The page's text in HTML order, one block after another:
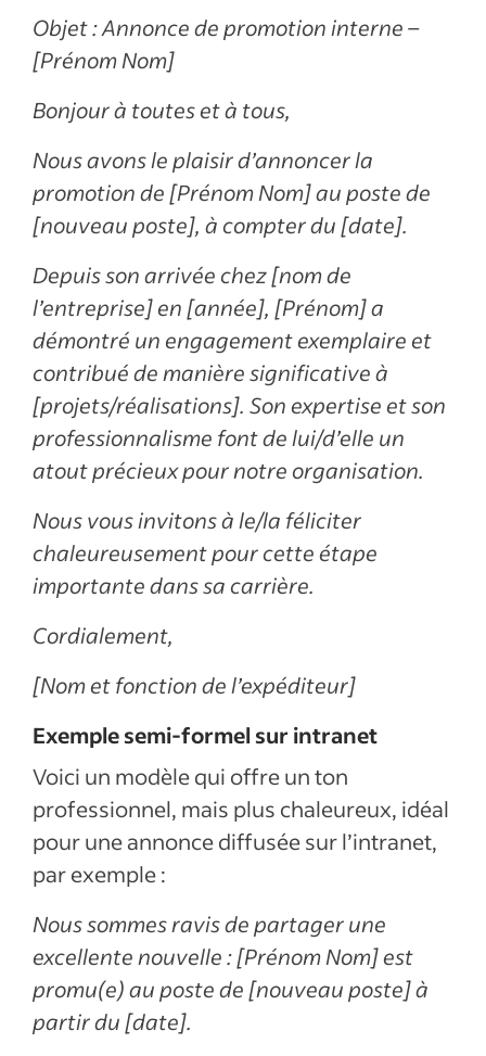
Objet : Annonce de promotion interne –
[Prénom Nom]
Bonjour à toutes et à tous,
Nous avons le plaisir d’annoncer la
promotion de [Prénom Nom] au poste de
[nouveau poste], à compter du [date].
Depuis son arrivée chez [nom de
l’entreprise] en [année], [Prénom] a
démontré un engagement exemplaire et
contribué de manière significative à
[projets/réalisations]. Son expertise et son
professionnalisme font de lui/d’elle un
atout précieux pour notre organisation.
Nous vous invitons à le/la féliciter
chaleureusement pour cette étape
importante dans sa carrière.
Cordialement,
[Nom et fonction de l’expéditeur]
Exemple semi-formel sur intranet
Voici un modèle qui offre un ton
professionnel, mais plus chaleureux, idéal
pour une annonce diffusée sur l’intranet,
par exemple :
Nous sommes ravis de partager une
excellente nouvelle : [Prénom Nom] est
promu(e) au poste de [nouveau poste] à
partir du [date].